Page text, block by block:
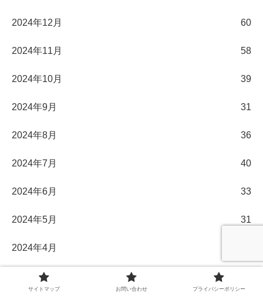
2024年12月 60
2024年11月 58
2024年10月 39
2024年9月 31
2024年8月 36
2024年7月 40
2024年6月 33
2024年5月 31
2024年4月
2024年3月
サイトマップ お問い合わせ プライバシーポリシー